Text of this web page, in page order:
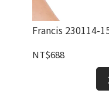
Francis 230114-
NT$688